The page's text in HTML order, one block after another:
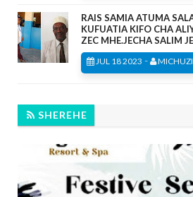
RAIS SAMIA ATUMA
KUFUATIA KIFO CHA
ZEC MHE.JECHA SALIM
JUL 18 2023 -
SHEREHE